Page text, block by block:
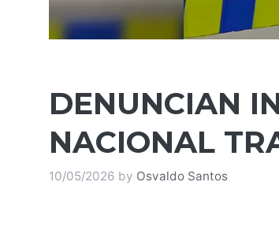
DENUNCIAN
NACIONAL
10/05/2026 by Osvaldo Santos